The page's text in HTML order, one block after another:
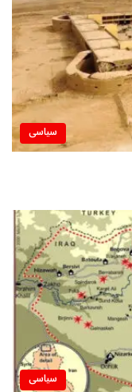
سیاسی
سیاسی